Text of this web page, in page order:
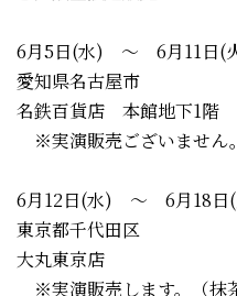
6月5日(水) ～ 6月11日(火
愛知県名古屋市
名鉄百貨店 本館地下1階
※実演販売ございません。
6月12日(水) ～ 6月18日
東京都千代田区
大丸東京店
※実演販売します。（抹